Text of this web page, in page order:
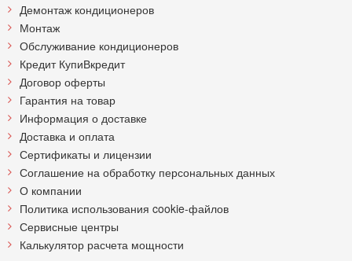
Демонтаж кондиционеров
Монтаж
Обслуживание кондиционеров
Кредит КупиВкредит
Договор оферты
Гарантия на товар
Информация о доставке
Доставка и оплата
Сертификаты и лицензии
Соглашение на обработку персональных данных
О компании
Политика использования cookie-файлов
Сервисные центры
Калькулятор расчета мощности